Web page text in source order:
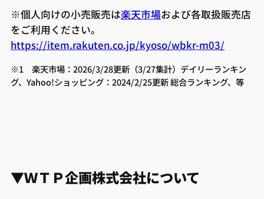
※個人向けの小売販売は楽天市場および各取扱販売店
をご利用ください。
https://item.rakuten.co.jp/kyoso/wbkr-m03/
※1 楽天市場：2026/3/28更新（3/27集計）デイリーランキン
グ、Yahoo!ショッピング：2024/2/25更新 総合ランキング、等
▼ＷＴＰ企画株式会社について